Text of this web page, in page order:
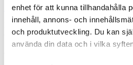
enhet för att kunna tillhandahålla
innehåll, annons- och
och produktutveckling. Du kan
använda din data och i vilka
Läs mer
https://tecnovap.se/wp-
content/uploads/2019/05/
Henrik Susenbeth https://tecnovap.se/